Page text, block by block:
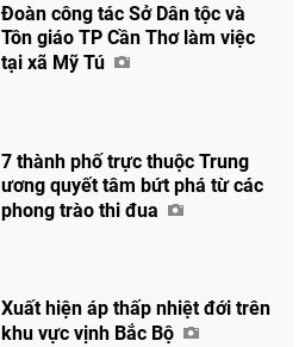
Đoàn công tác Sở Dân tộc và
Tôn giáo TP Cần Thơ làm việc
tại xã Mỹ Tú
7 thành phố trực thuộc Trung
ương quyết tâm bứt phá từ các
phong trào thi đua
Xuất hiện áp thấp nhiệt đới trên
khu vực vịnh Bắc Bộ